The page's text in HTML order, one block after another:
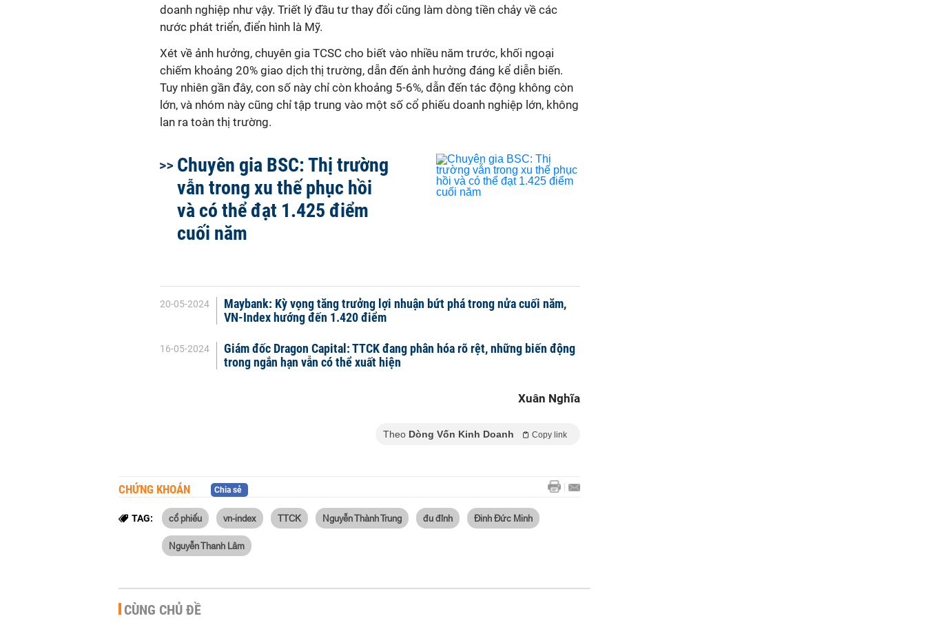
doanh nghiệp như vậy. Triết lý đầu tư thay đổi cũng làm dòng tiền chảy về các
nước phát triển, điển hình là Mỹ.
Xét về ảnh hưởng, chuyên gia TCSC cho biết vào nhiều năm trước, khối ngoại
chiếm khoảng 20% giao dịch thị trường, dẫn đến ảnh hưởng đáng kể diễn biến.
Tuy nhiên gần đây, con số này chỉ còn khoảng 5-6%, dẫn đến tác động không còn
lớn, và nhóm này cũng chỉ tập trung vào một số cổ phiếu doanh nghiệp lớn, không
lan ra toàn thị trường.
Chuyên gia BSC: Thị trường
vẫn trong xu thế phục hồi
và có thể đạt 1.425 điểm
cuối năm
20-05-2024
Maybank: Kỳ vọng tăng trưởng lợi nhuận bứt phá trong nửa cuối năm,
VN-Index hướng đến 1.420 điểm
16-05-2024
Giám đốc Dragon Capital: TTCK đang phân hóa rõ rệt, những biến động
trong ngắn hạn vẫn có thể xuất hiện
Xuân Nghĩa
Theo Dòng Vốn Kinh Doanh Copy link
CHỨNG KHOÁN Chia sẻ
TAG: cổ phiếu vn-index TTCK Nguyễn Thành Trung đu đỉnh Đinh Đức Minh
Nguyễn Thanh Lâm
CÙNG CHỦ ĐỀ